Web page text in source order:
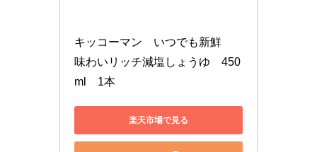
キッコーマン　いつでも新鮮
味わいリッチ減塩しょうゆ　450
ml　1本
楽天市場で見る